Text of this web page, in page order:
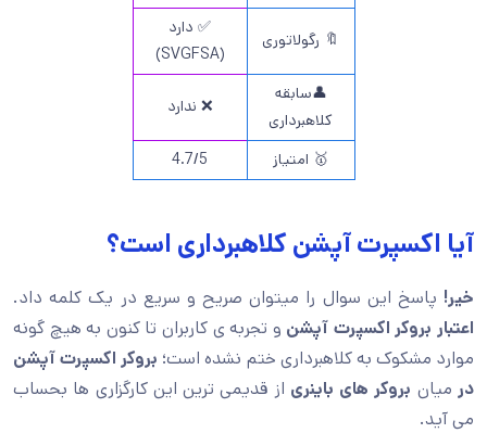
🔖 رگولاتوری
✅ دارد
(SVGFSA)
👤سابقه
کلاهبرداری
❌ ندارد
🥇 امتیاز 4.7/5
آیا اکسپرت آپشن کلاهبرداری است؟
خیر! پاسخ این سوال را میتوان صریح و سریع در یک کلمه داد.
اعتبار بروکر اکسپرت آپشن و تجربه ی کاربران تا کنون به هیچ گونه
موارد مشکوک به کلاهبرداری ختم نشده است؛ بروکر اکسپرت آپشن
درمیان بروکر های باینری از قدیمی ترین این کارگزاری ها بحساب
می آید.